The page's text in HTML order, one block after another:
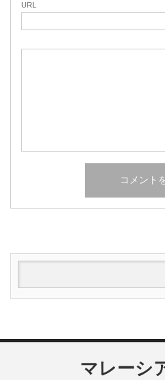
URL
マレーシ